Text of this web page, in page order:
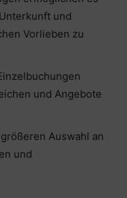
und
Vorlieben zu
und Angebote
Auswahl an
und